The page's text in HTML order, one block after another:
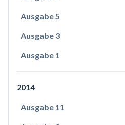
Ausgabe 5
Ausgabe 3
Ausgabe 1
2014
Ausgabe 11